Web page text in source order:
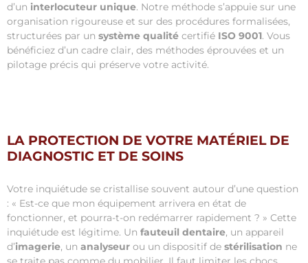
d’un interlocuteur unique. Notre méthode s’appuie sur une
organisation rigoureuse et sur des procédures formalisées,
structurées par un système qualité certifié ISO 9001. Vous
bénéficiez d’un cadre clair, des méthodes éprouvées et un
pilotage précis qui préserve votre activité.
LA PROTECTION DE VOTRE MATÉRIEL DE
DIAGNOSTIC ET DE SOINS
Votre inquiétude se cristallise souvent autour d’une question
: « Est-ce que mon équipement arrivera en état de
fonctionner, et pourra-t-on redémarrer rapidement ? » Cette
inquiétude est légitime. Un fauteuil dentaire, un appareil
d’imagerie, un analyseur ou un dispositif de stérilisation ne